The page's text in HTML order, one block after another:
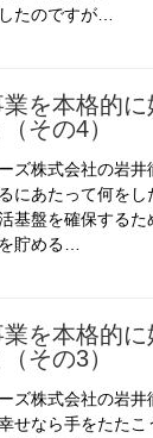
たのですが…
を本格的
（その4）
ズ株式会社の岩
にあたって何を
基盤を確保する
貯める…
を本格的
（その3）
ズ株式会社の岩
幸せなら手をたた